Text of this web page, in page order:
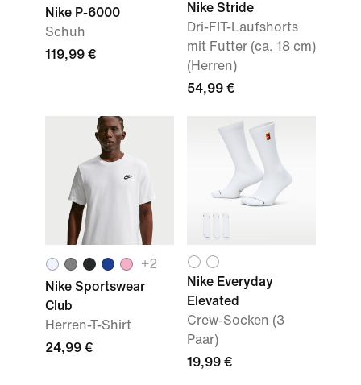
Nike P-6000
Schuh
119,99 €
Nike Stride
Dri-FIT-Laufshorts
mit Futter (ca. 18 cm)
(Herren)
54,99 €
+2
Nike Sportswear
Club
Herren-T-Shirt
24,99 €
Nike Everyday
Elevated
Crew-Socken (3
Paar)
19,99 €